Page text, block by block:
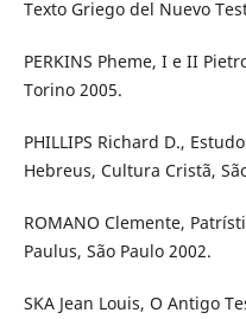
Texto Griego del Nuevo
PERKINS Pheme, I e II
Torino 2005.
PHILLIPS Richard D.,
Hebreus, Cultura Cristã,
ROMANO Clemente,
Paulus, São Paulo 2002.
SKA Jean Louis, O Antigo